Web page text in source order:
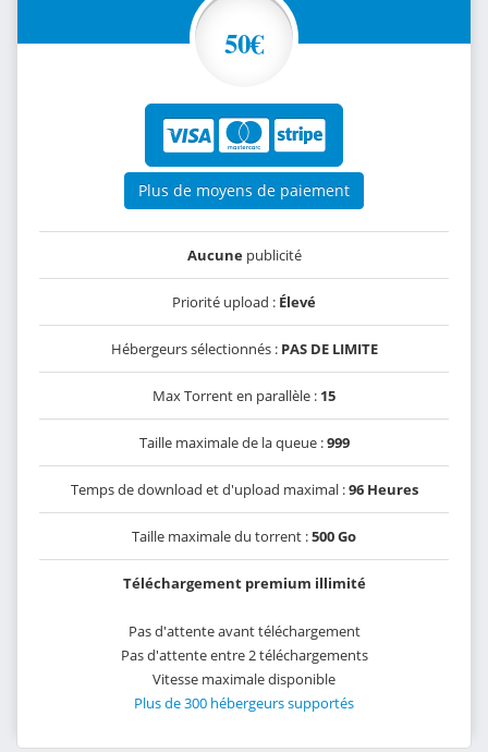
50€
Plus de moyens de paiement
Aucunepublicité
Priorité upload : Élevé
Hébergeurs sélectionnés : PAS DE LIMITE
Max Torrent en parallèle : 15
Taille maximale de la queue :999
Temps de download et d'upload maximal :96 Heures
Taille maximale du torrent :500 Go
Téléchargement premium illimité
Pas d'attente avant téléchargement
Pas d'attente entre 2 téléchargements
Vitesse maximale disponible
Plus de 300 hébergeurs supportés